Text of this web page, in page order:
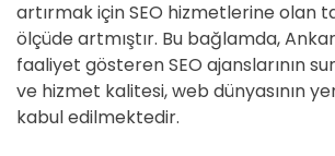
artırmak için SEO hizmetlerine olan
ölçüde artmıştır. Bu bağlamda,
faaliyet gösteren SEO ajanslarının
ve hizmet kalitesi, web dünyasının
kabul edilmektedir.